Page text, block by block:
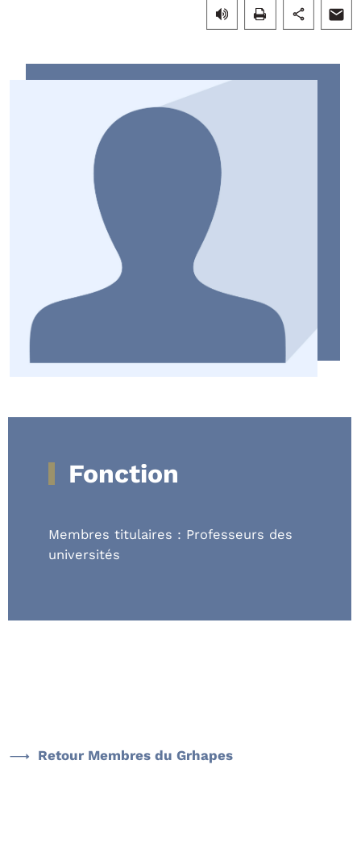
Fonction
Membres titulaires : Professeurs des
universités
Retour Membres du Grhapes